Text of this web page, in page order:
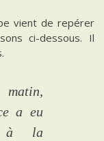
vient de repérer
ci-dessous. Il
a eu
à la